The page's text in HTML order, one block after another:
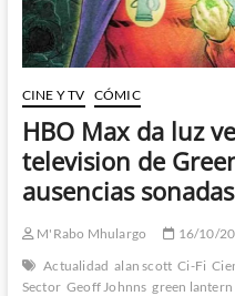
CINE Y TV CÓMIC
HBO Max da luz
television de
ausencias
M'Rabo Mhulargo 16/10/
Actualidad alan scott Ci-Fi
Sector Geoff Johnns green lantern